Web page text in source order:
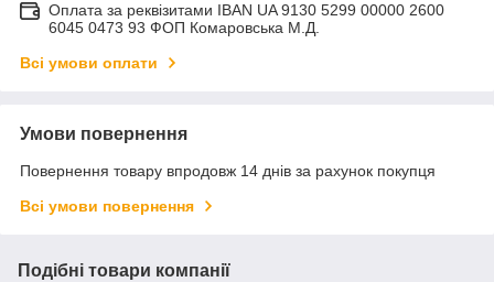
Оплата за реквізитами IBAN UA 9130 5299 00000 2600
6045 0473 93 ФОП Комаровська М.Д.
Всі умови оплати
Умови повернення
Повернення товару впродовж 14 днів за рахунок покупця
Всі умови повернення
Подібні товари компанії